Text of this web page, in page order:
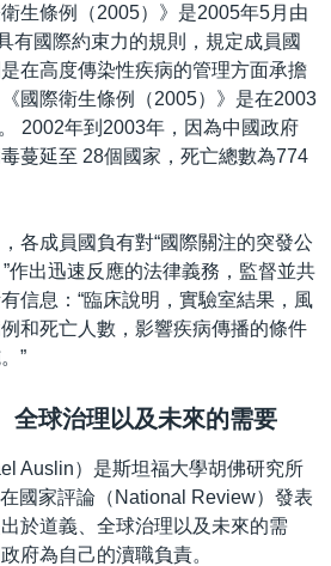
生條例（2005）》是2005年5月由
有國際約束力的規則，規定成員國
在高度傳染性疾病的管理方面承擔
國際衛生條例（2005）》是在2003
2002年到2003年，因為中國政府
蔓延至 28個國家，死亡總數為774
各成員國負有對“國際關注的突發公
作出迅速反應的法律義務，監督並共
信息：“臨床說明，實驗室結果，風
和死亡人數，影響疾病傳播的條件
”
全球治理以及未來的需要
Auslin）是斯坦福大學胡佛研究所
國家評論（National Review）發表
於道義、全球治理以及未來的需
府為自己的瀆職負責。